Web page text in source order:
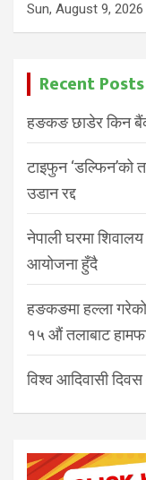
Sun, August 9, 2026
Recent Posts
हङकङ छाडेर किन
टाइफुन ‘डल्फिन’को
उडान रद्द
नेपाली घरमा
आयोजना हुँदै
हङकङमा हल्ला
१५ औं तलाबाट
विश्व आदिवासी